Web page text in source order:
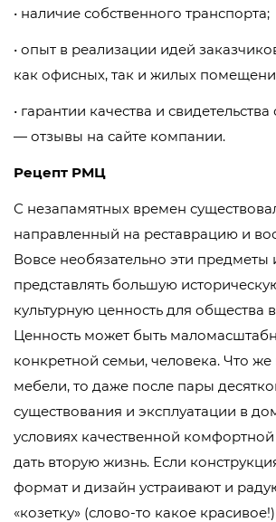
• наличие собственного транспорта;
• опыт в реализации идей
как офисных, так и жилых
• гарантии качества и свидетельства
— отзывы на сайте компании.
Рецепт РМЦ
С незапамятных времен
направленный на реставрацию и
Вовсе необязательно эти
представлять большую
культурную ценность для общества
Ценность может быть
конкретной семьи, человека. Что же
мебели, то даже после пары
существования и эксплуатации в
условиях качественной
дать вторую жизнь. Если
формат и дизайн устраивают и
«козетку» (слово-то какое